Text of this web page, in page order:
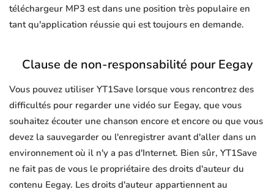
téléchargeur MP3 est dans une position très populaire en
tant qu'application réussie qui est toujours en demande.
Clause de non-responsabilité pour Eegay
Vous pouvez utiliser YT1Save lorsque vous rencontrez des
difficultés pour regarder une vidéo sur Eegay, que vous
souhaitez écouter une chanson encore et encore ou que vous
devez la sauvegarder ou l'enregistrer avant d'aller dans un
environnement où il n'y a pas d'Internet. Bien sûr, YT1Save
ne fait pas de vous le propriétaire des droits d'auteur du
contenu Eegay. Les droits d'auteur appartiennent au